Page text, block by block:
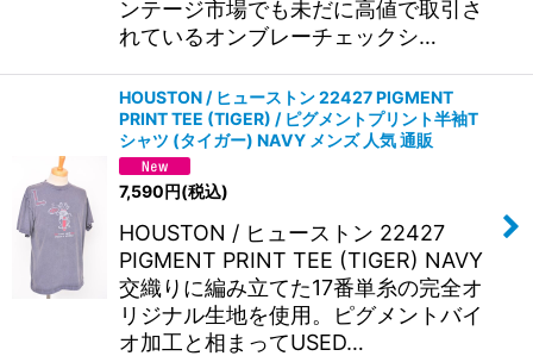
ンテージ市場でも未だに高値で取引さ
れているオンブレーチェックシ…
HOUSTON / ヒューストン 22427 PIGMENT
PRINT TEE (TIGER) / ピグメントプリント半袖T
シャツ (タイガー) NAVY メンズ 人気 通販
7,590円(税込)
HOUSTON / ヒューストン 22427
PIGMENT PRINT TEE (TIGER) NAVY
交織りに編み立てた17番単糸の完全オ
リジナル生地を使用。ピグメントバイ
オ加工と相まってUSED…